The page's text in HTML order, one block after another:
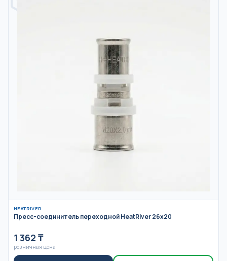
HEATRIVER
Пресс-соединитель переходной HeatRiver 26x20
1 362 ₸
розничная цена